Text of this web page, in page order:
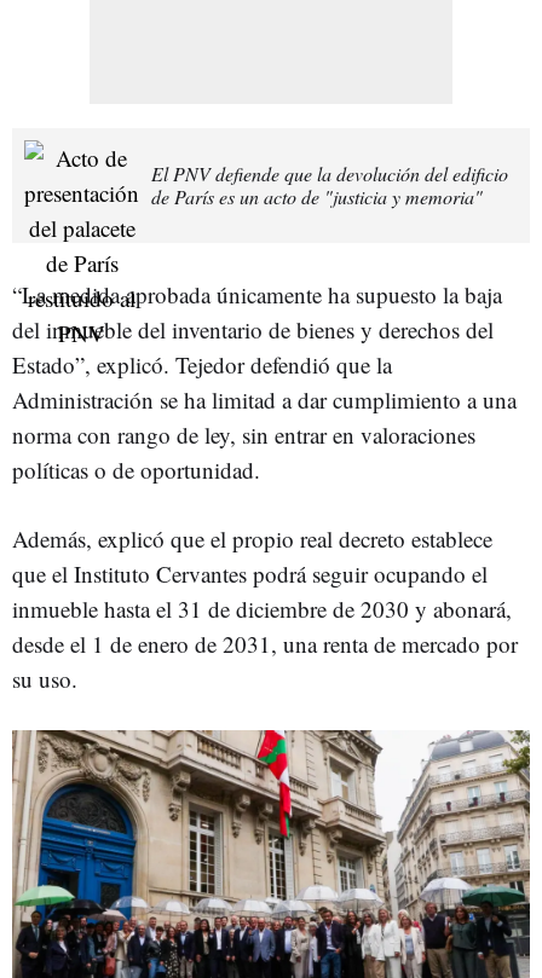
El PNV defiende que la devolución del edificio
de París es un acto de "justicia y memoria"
“La medida aprobada únicamente ha supuesto la baja
del inmueble del inventario de bienes y derechos del
Estado”, explicó. Tejedor defendió que la
Administración se ha limitad a dar cumplimiento a una
norma con rango de ley, sin entrar en valoraciones
políticas o de oportunidad.
Además, explicó que el propio real decreto establece
que el Instituto Cervantes podrá seguir ocupando el
inmueble hasta el 31 de diciembre de 2030 y abonará,
desde el 1 de enero de 2031, una renta de mercado por
su uso.